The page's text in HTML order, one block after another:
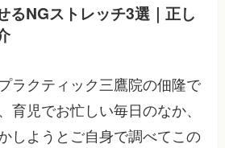
るNGストレッチ3選｜正し
ラクティック三鷹院の佃隆で
育児でお忙しい毎日のなか、
しようとご自身で調べてこの